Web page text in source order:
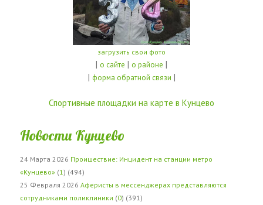
загрузить свои фото
| о сайте | о районе |
| форма обратной связи |
Спортивные площадки на карте в Кунцево
Новости Кунцево
24 Марта 2026 Проишествие: Инцидент на станции метро
«Кунцево» (1 ) (494)
25 Февраля 2026 Аферисты в мессенджерах представляются
сотрудниками поликлиники (0) (391)